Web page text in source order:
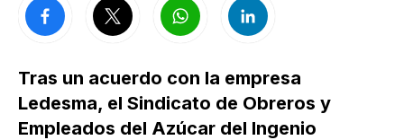
Tras un acuerdo con la empresa
Ledesma, el Sindicato de Obreros y
Empleados del Azúcar del Ingenio